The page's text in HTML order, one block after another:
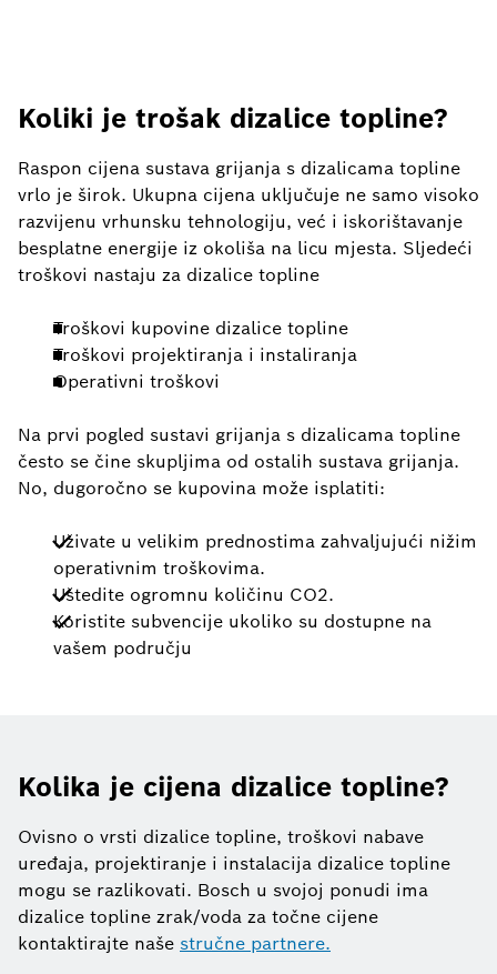
Koliki je trošak dizalice topline?
Raspon cijena sustava grijanja s dizalicama topline
vrlo je širok. Ukupna cijena uključuje ne samo visoko
razvijenu vrhunsku tehnologiju, već i iskorištavanje
besplatne energije iz okoliša na licu mjesta. Sljedeći
troškovi nastaju za dizalice topline
Troškovi kupovine dizalice topline
Troškovi projektiranja i instaliranja
Operativni troškovi
Na prvi pogled sustavi grijanja s dizalicama topline
često se čine skupljima od ostalih sustava grijanja.
No, dugoročno se kupovina može isplatiti:
Uživate u velikim prednostima zahvaljujući nižim
operativnim troškovima.
Uštedite ogromnu količinu CO2.
Koristite subvencije ukoliko su dostupne na
vašem području
Kolika je cijena dizalice topline?
Ovisno o vrsti dizalice topline, troškovi nabave
uređaja, projektiranje i instalacija dizalice topline
mogu se razlikovati. Bosch u svojoj ponudi ima
dizalice topline zrak/voda za točne cijene
kontaktirajte naše stručne partnere.